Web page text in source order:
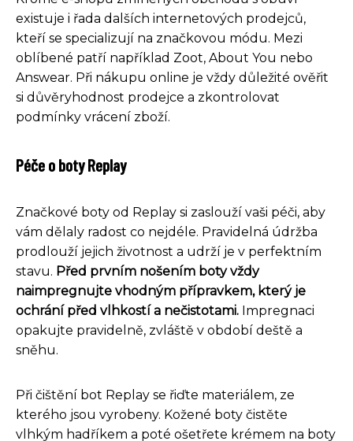
existuje i řada dalších internetových prodejců,
kteří se specializují na značkovou módu. Mezi
oblíbené patří například Zoot, About You nebo
Answear. Při nákupu online je vždy důležité ověřit
si důvěryhodnost prodejce a zkontrolovat
podmínky vrácení zboží.
Péče o boty Replay
Značkové boty od Replay si zaslouží vaši péči, aby
vám dělaly radost co nejdéle. Pravidelná údržba
prodlouží jejich životnost a udrží je v perfektním
stavu. Před prvním nošením boty vždy
naimpregnujte vhodným přípravkem, který je
ochrání před vlhkostí a nečistotami. Impregnaci
opakujte pravidelně, zvláště v období deště a
sněhu.
Při čištění bot Replay se řiďte materiálem, ze
kterého jsou vyrobeny. Kožené boty čistěte
vlhkým hadříkem a poté ošetřete krémem na boty